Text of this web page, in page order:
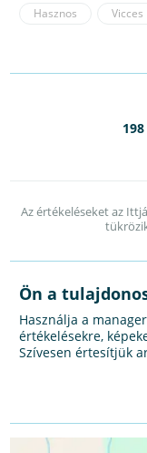
Hasznos Vicces
Az értékeléseket az
Ön a
Használja a
értékelésekre,
Szívesen értesítjük